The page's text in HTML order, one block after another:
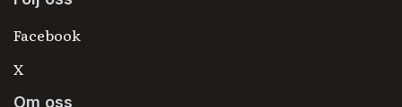
Facebook
X
Om oss